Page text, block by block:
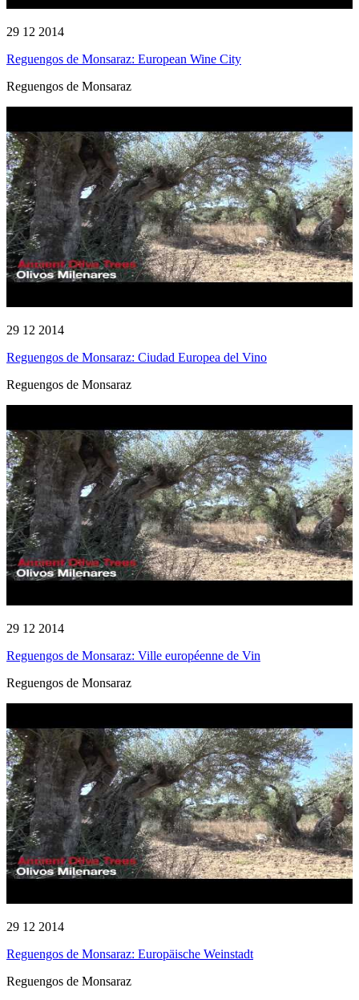
29 12 2014
Reguengos de Monsaraz: European Wine City
Reguengos de Monsaraz
29 12 2014
Reguengos de Monsaraz: Ciudad Europea del Vino
Reguengos de Monsaraz
29 12 2014
Reguengos de Monsaraz: Ville européenne de Vin
Reguengos de Monsaraz
29 12 2014
Reguengos de Monsaraz: Europäische Weinstadt
Reguengos de Monsaraz